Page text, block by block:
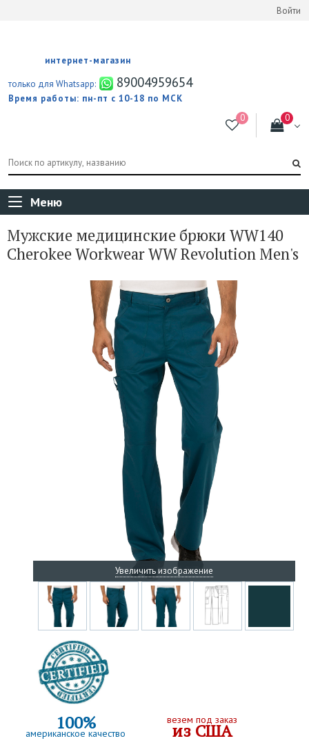
Войти
интернет-магазин
только для Whatsapp:
89004959654
Время работы: пн-пт с 10-18 по МСК
Меню
Мужские медицинские брюки WW140
Cherokee Workwear WW Revolution Men's
Увеличить изображение
100%
американское качество
везем под заказ
из США